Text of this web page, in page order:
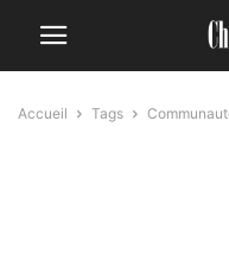
Accueil Tags